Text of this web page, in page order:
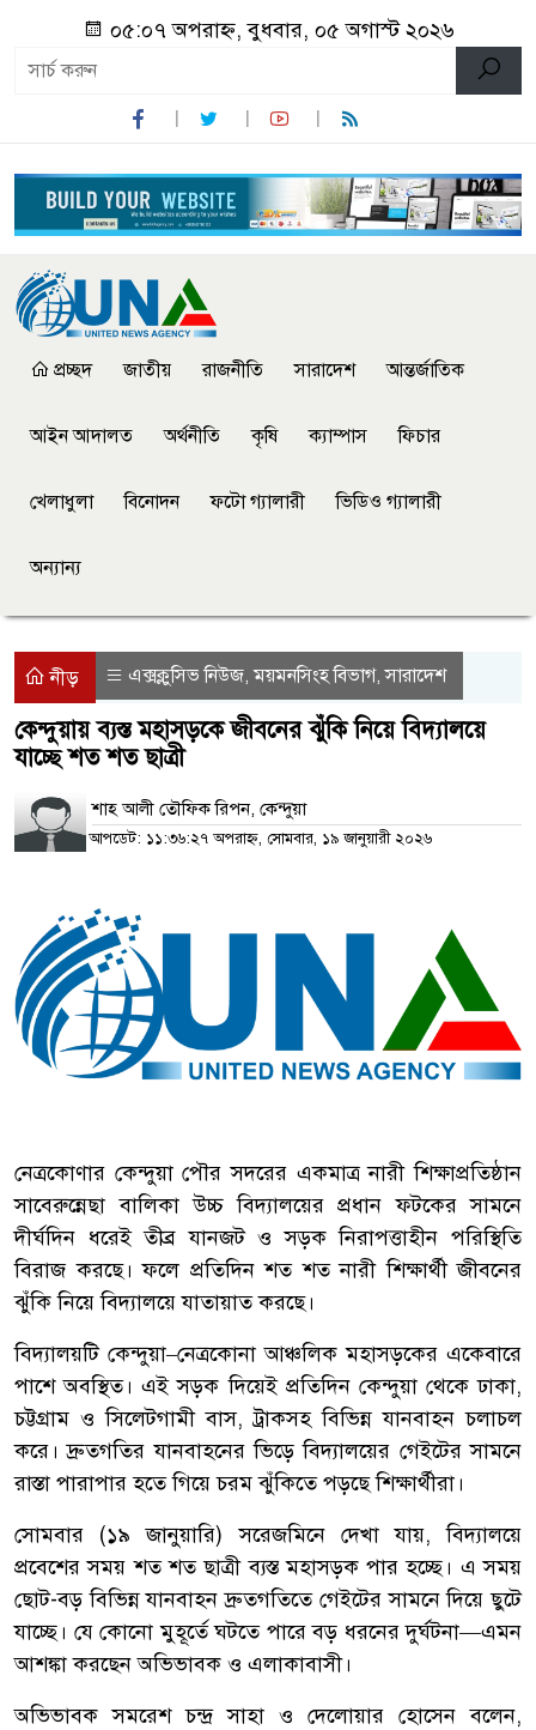
০৫:০৭ অপরাহ্ন, বুধবার, ০৫ অগাস্ট ২০২৬
প্রচ্ছদ জাতীয় রাজনীতি সারাদেশ আন্তর্জাতিক
আইন আদালত অর্থনীতি কৃষি ক্যাম্পাস ফিচার
খেলাধুলা বিনোদন ফটো গ্যালারী ভিডিও গ্যালারী
অন্যান্য
নীড় এক্সক্লুসিভ নিউজ,ময়মনসিংহ বিভাগ,সারাদেশ
কেন্দুয়ায় ব্যস্ত মহাসড়কে জীবনের ঝুঁকি নিয়ে বিদ্যালয়ে
যাচ্ছে শত শত ছাত্রী
শাহ আলী তৌফিক রিপন, কেন্দুয়া
আপডেট: ১১:৩৬:২৭ অপরাহ্ন, সোমবার, ১৯ জানুয়ারী ২০২৬
নেত্রকোণার কেন্দুয়া পৌর সদরের একমাত্র নারী শিক্ষাপ্রতিষ্ঠান
সাবেরুন্নেছা বালিকা উচ্চ বিদ্যালয়ের প্রধান ফটকের সামনে
দীর্ঘদিন ধরেই তীব্র যানজট ও সড়ক নিরাপত্তাহীন পরিস্থিতি
বিরাজ করছে। ফলে প্রতিদিন শত শত নারী শিক্ষার্থী জীবনের
ঝুঁকি নিয়ে বিদ্যালয়ে যাতায়াত করছে।
বিদ্যালয়টি কেন্দুয়া–নেত্রকোনা আঞ্চলিক মহাসড়কের একেবারে
পাশে অবস্থিত। এই সড়ক দিয়েই প্রতিদিন কেন্দুয়া থেকে ঢাকা,
চট্টগ্রাম ও সিলেটগামী বাস, ট্রাকসহ বিভিন্ন যানবাহন চলাচল
করে। দ্রুতগতির যানবাহনের ভিড়ে বিদ্যালয়ের গেইটের সামনে
রাস্তা পারাপার হতে গিয়ে চরম ঝুঁকিতে পড়ছে শিক্ষার্থীরা।
সোমবার (১৯ জানুয়ারি) সরেজমিনে দেখা যায়, বিদ্যালয়ে
প্রবেশের সময় শত শত ছাত্রী ব্যস্ত মহাসড়ক পার হচ্ছে। এ সময়
ছোট-বড় বিভিন্ন যানবাহন দ্রুতগতিতে গেইটের সামনে দিয়ে ছুটে
যাচ্ছে। যে কোনো মুহূর্তে ঘটতে পারে বড় ধরনের দুর্ঘটনা—এমন
আশঙ্কা করছেন অভিভাবক ও এলাকাবাসী।
অভিভাবক সমরেশ চন্দ্র সাহা ও দেলোয়ার হোসেন বলেন,